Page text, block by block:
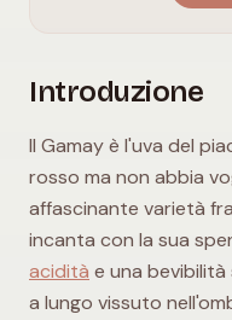
Introduzione
Il Gamay è l'uva del
rosso ma non abbia
affascinante varietà
incanta con la sua
acidità e una bevibilità
a lungo vissuto